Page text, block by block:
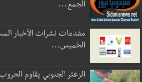
الجمع...
مقدمات نشرات الأخبار
الخميس...
الزعتر الجنوبي يقاوم